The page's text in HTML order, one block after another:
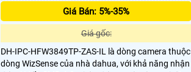
Giá Bán: 5%-35%
Giá gốc:
DH-IPC-HFW3849TP-ZAS-IL là dòng camera thuộc
dòng WizSense của nhà dahua, với khả năng nhận